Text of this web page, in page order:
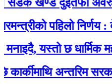
पहिलो निर्णय :
यस्तो छ धार्मिक महत्व
अन्तरिम सरकारको